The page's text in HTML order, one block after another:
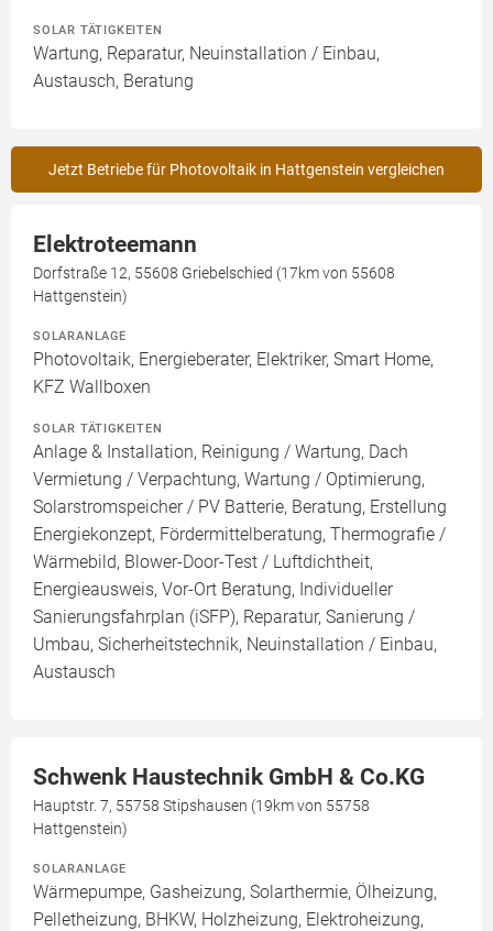
SOLAR TÄTIGKEITEN
Wartung, Reparatur, Neuinstallation / Einbau,
Austausch, Beratung
Jetzt Betriebe für Photovoltaik in Hattgenstein vergleichen
Elektroteemann
Dorfstraße 12, 55608 Griebelschied (17km von 55608
Hattgenstein)
SOLARANLAGE
Photovoltaik, Energieberater, Elektriker, Smart Home,
KFZ Wallboxen
SOLAR TÄTIGKEITEN
Anlage & Installation, Reinigung / Wartung, Dach
Vermietung / Verpachtung, Wartung / Optimierung,
Solarstromspeicher / PV Batterie, Beratung, Erstellung
Energiekonzept, Fördermittelberatung, Thermografie /
Wärmebild, Blower-Door-Test / Luftdichtheit,
Energieausweis, Vor-Ort Beratung, Individueller
Sanierungsfahrplan (iSFP), Reparatur, Sanierung /
Umbau, Sicherheitstechnik, Neuinstallation / Einbau,
Austausch
Schwenk Haustechnik GmbH & Co.KG
Hauptstr. 7, 55758 Stipshausen (19km von 55758
Hattgenstein)
SOLARANLAGE
Wärmepumpe, Gasheizung, Solarthermie, Ölheizung,
Pelletheizung, BHKW, Holzheizung, Elektroheizung,